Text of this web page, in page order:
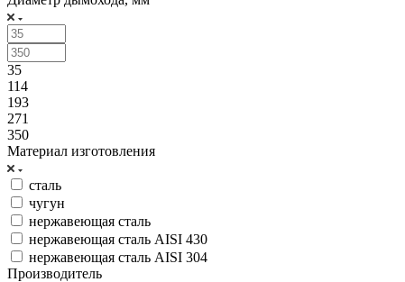
35
114
193
271
350
Материал изготовления
сталь
чугун
нержавеющая сталь
нержавеющая сталь AISI 430
нержавеющая сталь AISI 304
Производитель